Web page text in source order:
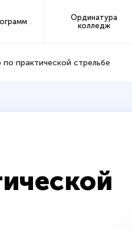
Ординатура
колледж
по практической стрельбе